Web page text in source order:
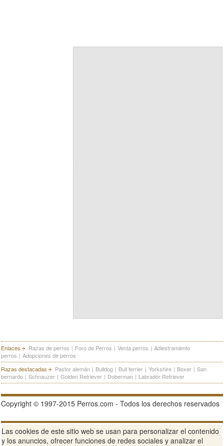
Enlaces Razas de perros | Foro de Perros | Venta perros | Adiestramiento
perros | Adopciones de perros
Razas destacadas
Pastor alemán | Bulldog | Bull terrier | Yorkshire | Boxer | San
bernardo | Schnauzer | Golden Retriever | Doberman | Labrador Retriever
Copyright © 1997-2015 Perros.com - Todos los derechos reservados
Publicidad en Perros.com | Contacte | Aviso Legal Política de
privacidad | Condiciones de uso
Las cookies de este sitio web se usan para personalizar el contenido
y los anuncios, ofrecer funciones de redes sociales y analizar el